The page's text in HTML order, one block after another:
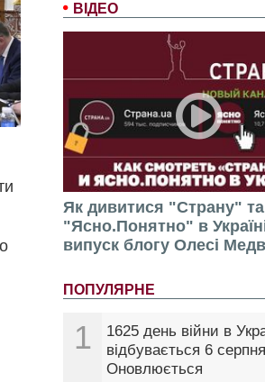
ВІДЕО
Як дивитися "Страну" та
"Ясно.Понятно" в
випуск блогу Олесі
ПОПУЛЯРНЕ
1
1625 день війни в
відбувається 6
Оновлюється